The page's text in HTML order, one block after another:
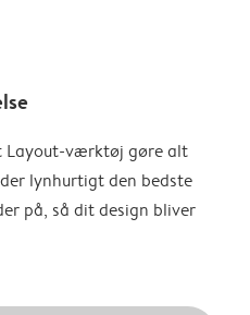
Layout-værktøj gøre alt
lynhurtigt den bedste
på, så dit design bliver